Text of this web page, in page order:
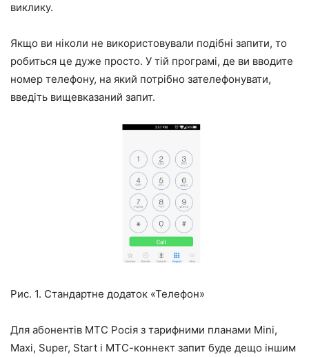
виклику.
Якщо ви ніколи не використовували подібні запити, то
робиться це дуже просто. У тій програмі, де ви вводите
номер телефону, на який потрібно зателефонувати,
введіть вищевказаний запит.
Рис. 1. Стандартне додаток «Телефон»
Для абонентів МТС Росія з тарифними планами Mini,
Maxi, Super, Start і МТС-коннект запит буде дещо іншим